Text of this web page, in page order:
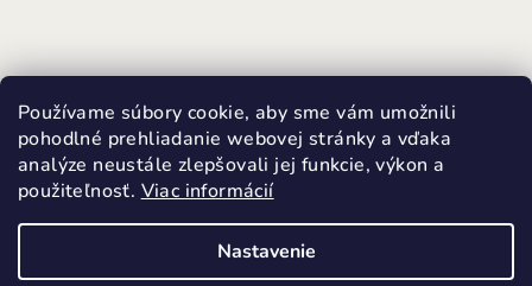
Používame súbory cookie, aby sme vám umožnili
pohodlné prehliadanie webovej stránky a vďaka
analýze neustále zlepšovali jej funkcie, výkon a
použiteľnosť. Viac informácií
Nastavenie
Sledovať na Instagrame